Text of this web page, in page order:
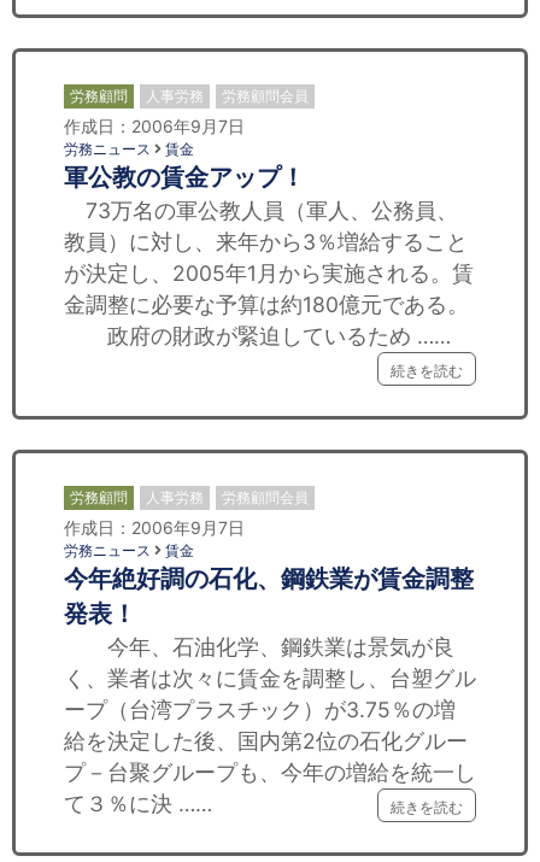
労務顧問 人事労務 労務顧問会員
作成日：2006年9月7日
労務ニュース 賃金
軍公教の賃金アップ！
73万名の軍公教人員（軍人、公務員、
教員）に対し、来年から3％増給すること
が決定し、2005年1月から実施される。賃
金調整に必要な予算は約180億元である。
政府の財政が緊迫しているため ……
続きを読む
労務顧問 人事労務 労務顧問会員
作成日：2006年9月7日
労務ニュース 賃金
今年絶好調の石化、鋼鉄業が賃金調整
発表！
今年、石油化学、鋼鉄業は景気が良
く、業者は次々に賃金を調整し、台塑グル
ープ（台湾プラスチック）が3.75％の増
給を決定した後、国内第2位の石化グルー
プ－台聚グループも、今年の増給を統一し
て３％に決 ……
続きを読む